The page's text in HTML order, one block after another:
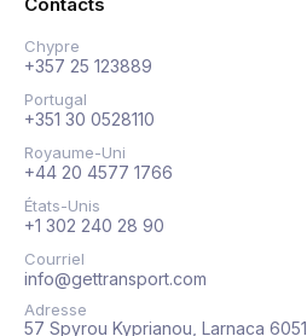
Chypre
+357 25 123889
Portugal
+351 30 0528110
Royaume-Uni
+44 20 4577 1766
États-Unis
+1 302 240 28 90
Courriel
info@gettransport.com
Adresse
57 Spyrou Kyprianou, Larnaca 6051